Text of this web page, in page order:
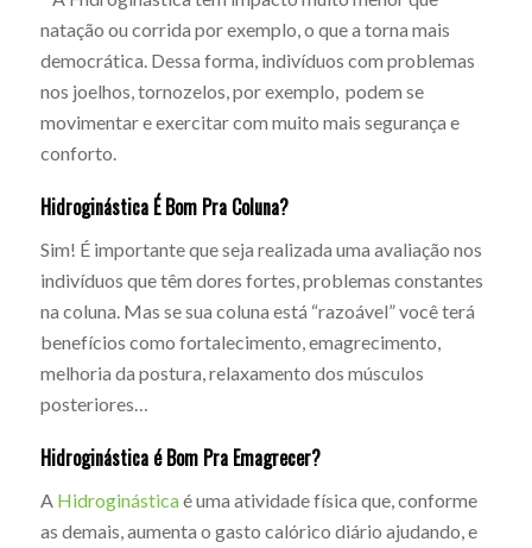
natação ou corrida por exemplo, o que a torna mais
democrática. Dessa forma, indivíduos com problemas
nos joelhos, tornozelos, por exemplo, podem se
movimentar e exercitar com muito mais segurança e
conforto.
Hidroginástica É Bom Pra Coluna?
Sim! É importante que seja realizada uma avaliação nos
indivíduos que têm dores fortes, problemas constantes
na coluna. Mas se sua coluna está “razoável” você terá
benefícios como fortalecimento, emagrecimento,
melhoria da postura, relaxamento dos músculos
posteriores…
Hidroginástica é Bom Pra Emagrecer?
A Hidroginásticaé uma atividade física que, conforme
as demais, aumenta o gasto calórico diário ajudando, e